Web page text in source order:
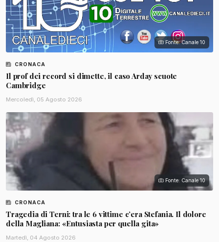
Fonte: Canale 10
CRONACA
Il prof dei record si dimette, il caso Arday scuote
Cambridge
Mercoledì, 05 Agosto 2026
Fonte: Canale 10
CRONACA
Tragedia di Terni: tra le 6 vittime c’era Stefania. Il dolore
della Magliana: «Entusiasta per quella gita»
Martedì, 04 Agosto 2026